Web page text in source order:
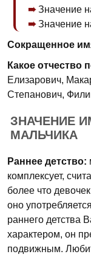
Значение
Значение
Сокращенное
Какое отчество
Елизарович,
Степанович,
ЗНАЧЕНИЕ
МАЛЬЧИКА
Раннее детство:
комплексует,
более что
оно
раннего детства
характером, он
подвижным.